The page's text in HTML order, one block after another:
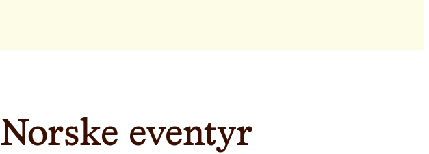
Norske eventyr